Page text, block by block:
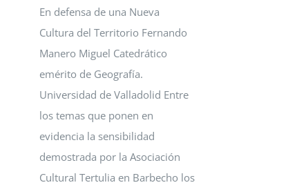
En defensa de una Nueva
Cultura del Territorio Fernando
Manero Miguel Catedrático
emérito de Geografía.
Universidad de Valladolid Entre
los temas que ponen en
evidencia la sensibilidad
demostrada por la Asociación
Cultural Tertulia en Barbecho los